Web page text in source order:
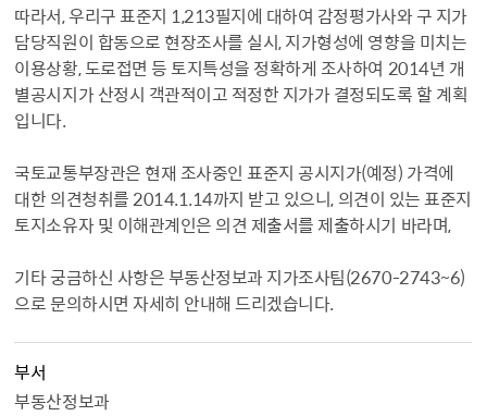
따라서, 우리구 표준지 1,213필지에 대하여 감정평가사와 구 지가
담당직원이 합동으로 현장조사를 실시, 지가형성에 영향을 미치는
이용상황, 도로접면 등 토지특성을 정확하게 조사하여 2014년 개
별공시지가 산정시 객관적이고 적정한 지가가 결정되도록 할 계획
입니다.
국토교통부장관은 현재 조사중인 표준지 공시지가(예정) 가격에
대한 의견청취를 2014.1.14까지 받고 있으니, 의견이 있는 표준지
토지소유자 및 이해관계인은 의견 제출서를 제출하시기 바라며,
기타 궁금하신 사항은 부동산정보과 지가조사팀(2670-2743~6)
으로 문의하시면 자세히 안내해 드리겠습니다.
부서
부동산정보과